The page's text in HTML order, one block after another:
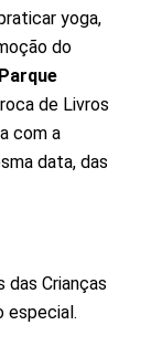
yoga,
do
Parque
de Livros
com a
data, das
Crianças
especial.